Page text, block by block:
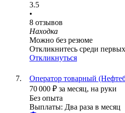
3.5
•
8 отзывов
Находка
Можно без резюме
Откликнитесь среди первых
Откликнуться
Оператор товарный
70 000 ₽ за месяц, на руки
Без опыта
Выплаты: Два раза в месяц